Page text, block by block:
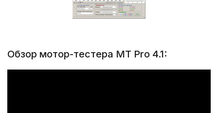
Обзор мотор-тестера MT Pro 4.1: